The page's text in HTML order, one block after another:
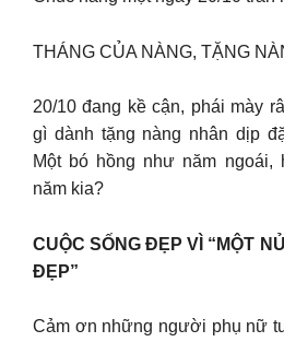
THÁNG CỦA NÀNG, TẶNG
20/10 đang kề cận, phái mày
gì dành tặng nàng nhân dịp
Một bó hồng như năm ngoái,
năm kia?
CUỘC SỐNG ĐẸP VÌ “MỘT
ĐẸP”
Cảm ơn những người phụ nữ